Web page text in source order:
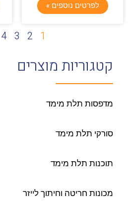
קטגוריות מוצרים
מדפסות תלת מימד
סורקי תלת מימד
תוכנות תלת מימד
מכונות חריטה וחיתוך לייזר
לפרטים נוספים »
1
2
3
4